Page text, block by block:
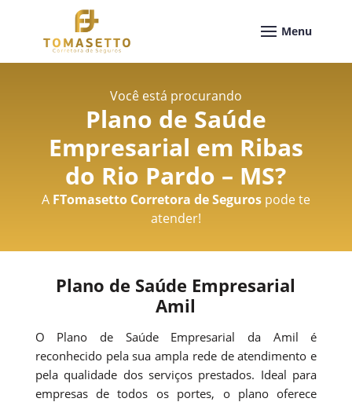
Você está procurando
Plano de Saúde
Empresarial em Ribas
do Rio Pardo – MS?
A FTomasetto Corretora de Segurospode te
atender!
Plano de Saúde Empresarial
Amil
O Plano de Saúde Empresarial da Amil é
reconhecido pela sua ampla rede de atendimento e
pela qualidade dos serviços prestados. Ideal para
empresas de todos os portes, o plano oferece